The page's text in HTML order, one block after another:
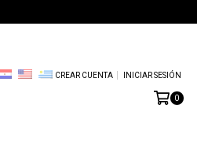
CREAR CUENTA INICIAR SESIÓN
0